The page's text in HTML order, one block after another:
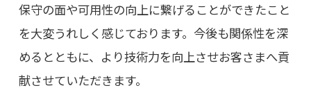
保守の面や可用性の向上に繋げることができたこと
を大変うれしく感じております。今後も関係性を深
めるとともに、より技術力を向上させお客さまへ貢
献させていただきます。